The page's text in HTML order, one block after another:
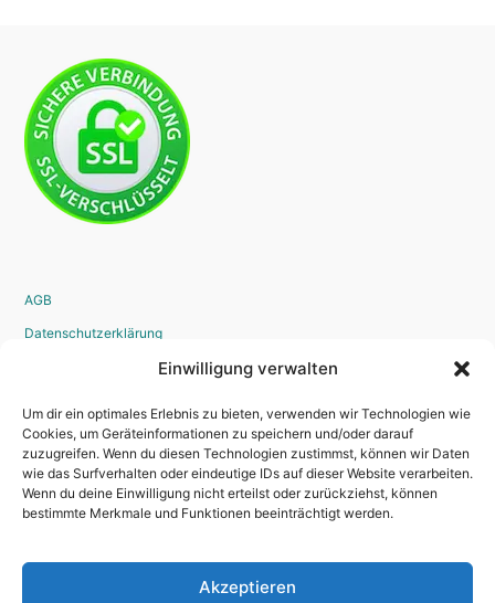
Einwilligung verwalten
Um dir ein optimales Erlebnis zu bieten, verwenden wir Technologien wie
Cookies, um Geräteinformationen zu speichern und/oder darauf
zuzugreifen. Wenn du diesen Technologien zustimmst, können wir Daten
wie das Surfverhalten oder eindeutige IDs auf dieser Website verarbeiten.
Wenn du deine Einwilligung nicht erteilst oder zurückziehst, können
bestimmte Merkmale und Funktionen beeinträchtigt werden.
Akzeptieren
AGB
Datenschutzerklärung
Impressum
Bestellvorgang